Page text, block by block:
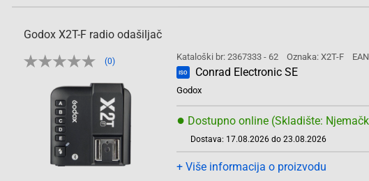
Godox X2T-F radio odašiljač
(0) Kataloški br: 2367333 - 62 Oznaka: X2T-F
ISO Conrad Electronic SE
Godox
● Dostupno online (Skladište:
Dostava: 17.08.2026 do 23.08.2026
+ Više informacija o proizvodu